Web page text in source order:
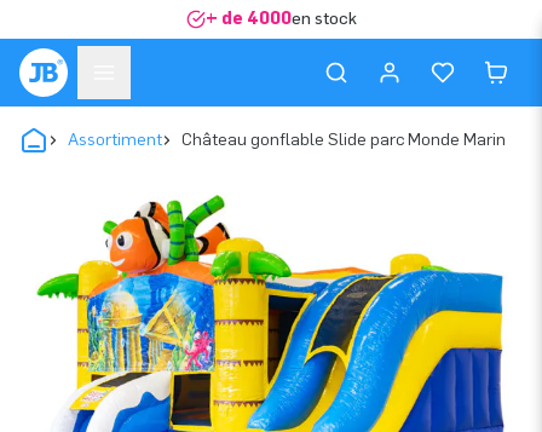
+ de 4000en stock
Assortiment Château gonflable Slide parc Monde Marin